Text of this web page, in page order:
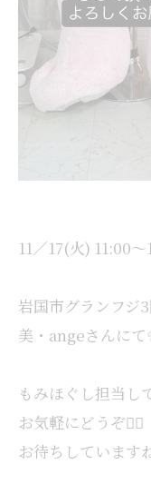
11／17(火) 11:00
岩国市グランフジ
美・angeさんにて
もみほぐし担当し
お気軽にどうぞ💆‍♀️
お待ちしています